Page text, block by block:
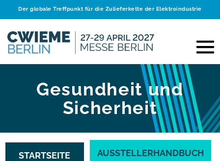
Der globale Treffpunkt für die Zulieferkette der Elektroindustrie
Gesundheit und
Sicherheit
STARTSEITE AUSSTELLERHANDBUCH